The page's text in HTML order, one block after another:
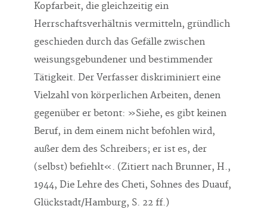
Kopfarbeit, die gleichzeitig ein
Herrschaftsverhältnis vermitteln, gründlich
geschieden durch das Gefälle zwischen
weisungsgebundener und bestimmender
Tätigkeit. Der Verfasser diskriminiert eine
Vielzahl von körperlichen Arbeiten, denen
gegenüber er betont: »Siehe, es gibt keinen
Beruf, in dem einem nicht befohlen wird,
außer dem des Schreibers; er ist es, der
(selbst) befiehlt«. (Zitiert nach Brunner, H.,
1944, Die Lehre des Cheti, Sohnes des Duauf,
Glückstadt/Hamburg, S. 22 ff.)